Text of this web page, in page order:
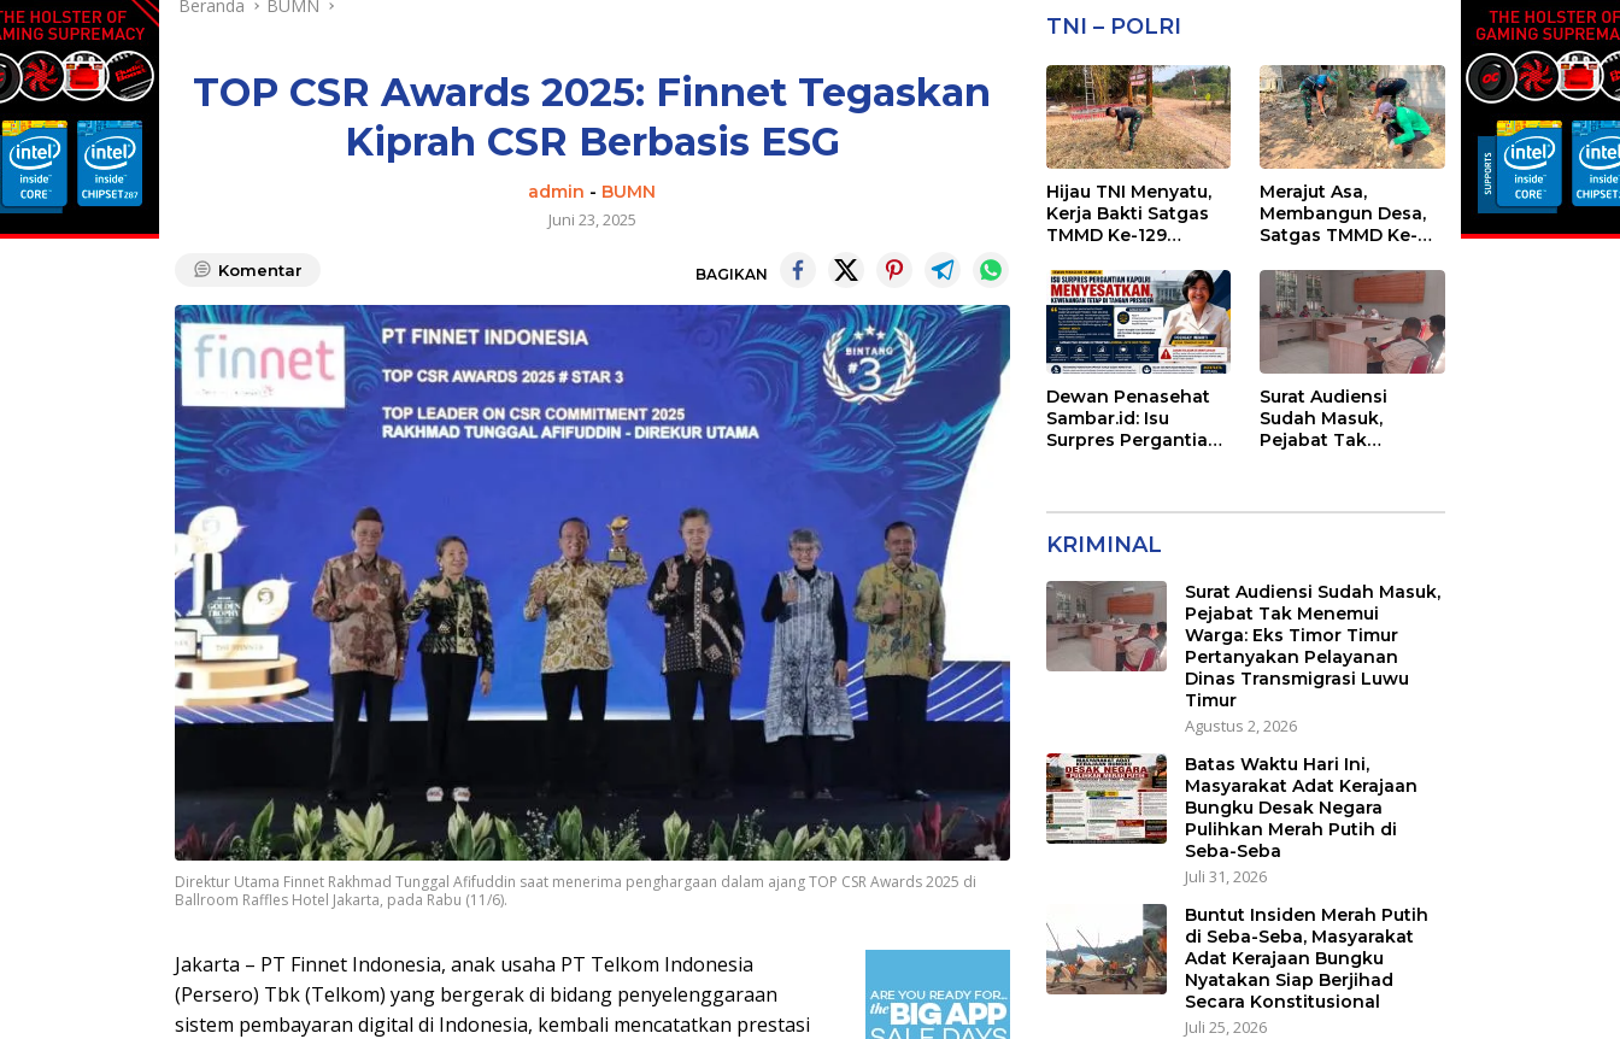
Beranda BUMN
TOP CSR Awards 2025: Finnet Tegaskan
Kiprah CSR Berbasis ESG
admin - BUMN
Juni 23, 2025
Komentar BAGIKAN
Direktur Utama Finnet Rakhmad Tunggal Afifuddin saat menerima penghargaan dalam ajang TOP CSR Awards 2025 di
Ballroom Raffles Hotel Jakarta, pada Rabu (11/6).
Jakarta – PT Finnet Indonesia, anak usaha PT Telkom Indonesia
(Persero) Tbk (Telkom) yang bergerak di bidang penyelenggaraan
sistem pembayaran digital di Indonesia, kembali mencatatkan prestasi
TNI – POLRI
Hijau TNI Menyatu,
Kerja Bakti Satgas
TMMD Ke-129
Merajut Asa,
Membangun Desa,
Satgas TMMD Ke-
Pengurukan
Sasaran 5
Dewan Penasehat
Sambar.id: Isu
Surpres Pergantian
Surat Audiensi
Sudah Masuk,
Pejabat Tak
KRIMINAL
Surat Audiensi Sudah Masuk,
Pejabat Tak Menemui
Warga: Eks Timor Timur
Pertanyakan Pelayanan
Dinas Transmigrasi Luwu
Timur
Agustus 2, 2026
Batas Waktu Hari Ini,
Masyarakat Adat Kerajaan
Bungku Desak Negara
Pulihkan Merah Putih di
Seba-Seba
Juli 31, 2026
Buntut Insiden Merah Putih
di Seba-Seba, Masyarakat
Adat Kerajaan Bungku
Nyatakan Siap Berjihad
Secara Konstitusional
Juli 25, 2026